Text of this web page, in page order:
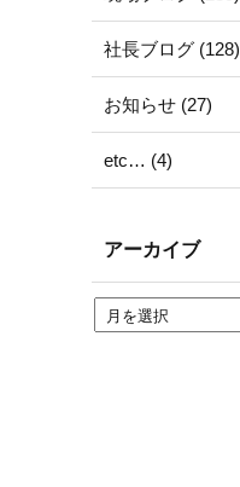
社長ブログ (128)
お知らせ (27)
etc… (4)
アーカイブ